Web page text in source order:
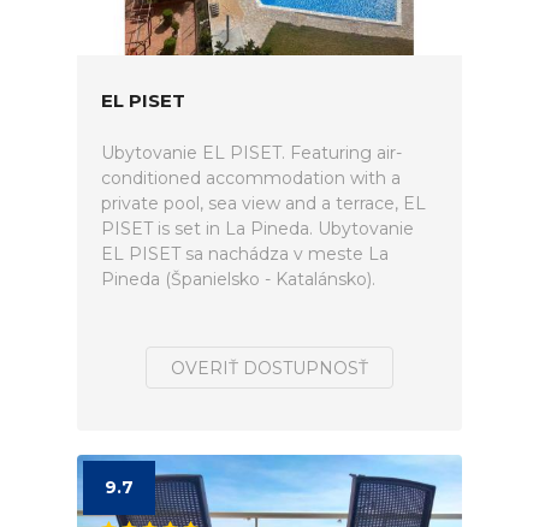
EL PISET
Ubytovanie EL PISET. Featuring air-
conditioned accommodation with a
private pool, sea view and a terrace, EL
PISET is set in La Pineda. Ubytovanie
EL PISET sa nachádza v meste La
Pineda (Španielsko - Katalánsko).
OVERIŤ DOSTUPNOSŤ
9.7